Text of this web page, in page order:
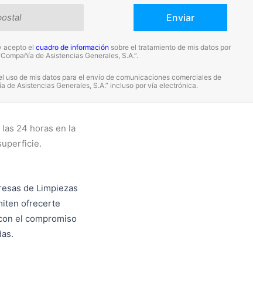
acepto elcuadro de información sobre el tratamiento de mis datos por
de Asistencias Generales, S.A.”.
uso de mis datos para el envío de comunicaciones comerciales de
de Asistencias Generales, S.A.” incluso por vía electrónica.
24 horas en la
de Limpiezas
ofrecerte
el compromiso